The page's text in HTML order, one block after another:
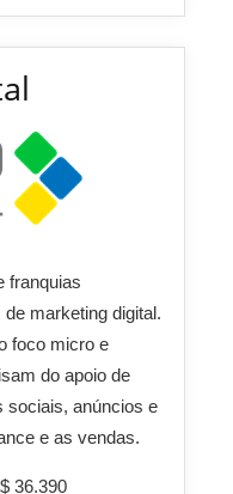
franquias
marketing digital.
foco micro e
do apoio de
sociais, anúncios e
e as vendas.
36.390